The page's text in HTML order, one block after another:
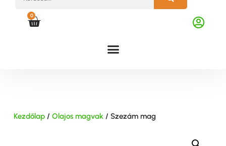
0
Kezdőlap/ Olajos magvak / Szezám mag